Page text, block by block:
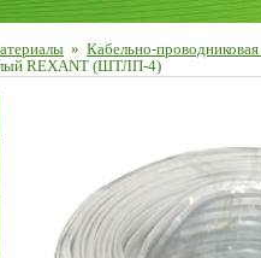
» Кабельно-
REXANT (ШТЛП-4)